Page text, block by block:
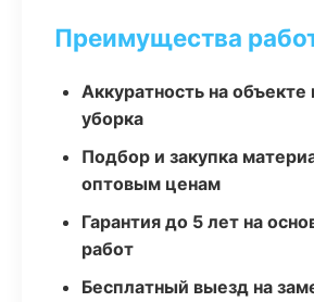
Преимущества
Аккуратность на объекте
уборка
Подбор и закупка
оптовым ценам
Гарантия до 5 лет на
работ
Бесплатный выезд на